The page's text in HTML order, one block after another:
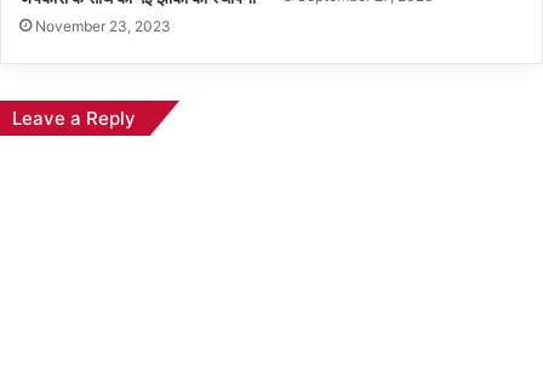
November 23, 2023
Leave a Reply